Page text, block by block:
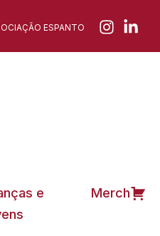
ESPANTO
e
Merch